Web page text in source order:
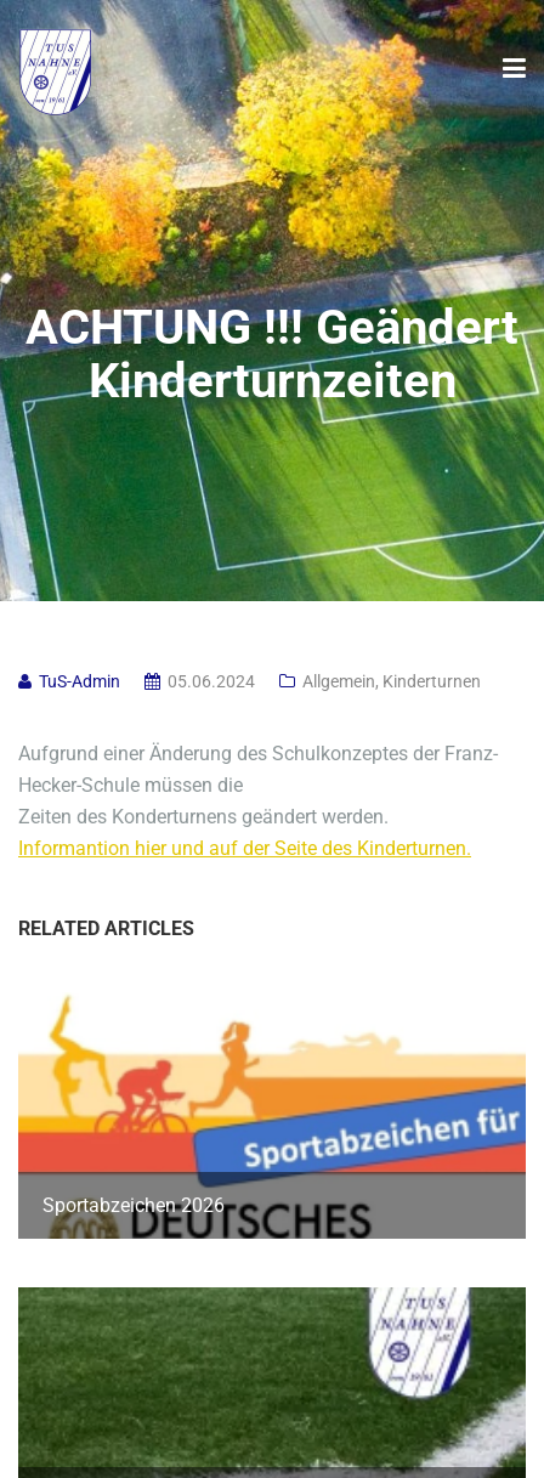
ACHTUNG !!! Geändert
Kinderturnzeiten
TuS-Admin 05.06.2024 Allgemein, Kinderturnen
Aufgrund einer Änderung des Schulkonzeptes der Franz-
Hecker-Schule müssen die
Zeiten des Konderturnens geändert werden.
Informantion hier und auf der Seite des Kinderturnen.
RELATED ARTICLES
Sportabzeichen 2026